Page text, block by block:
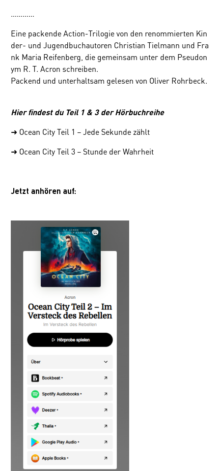
…………
Eine packende Action-Trilogie von den renommierten Kin
der- und Jugendbuchautoren Christian Tielmann und Fra
nk Maria Reifenberg, die gemeinsam unter dem Pseudon
ym R. T. Acron schreiben.
Packend und unterhaltsam gelesen von Oliver Rohrbeck.
Hier findest du Teil 1 & 3 der Hörbuchreihe
➜ Ocean City Teil 1 – Jede Sekunde zählt
➜ Ocean City Teil 3 – Stunde der Wahrheit
Jetzt anhören auf: